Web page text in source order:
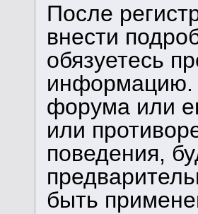
После
внести
обязуетесь
информацию.
форума или
или
поведения,
быть